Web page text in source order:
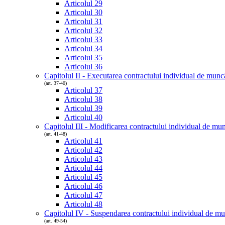
Articolul 29
Articolul 30
Articolul 31
Articolul 32
Articolul 33
Articolul 34
Articolul 35
Articolul 36
Capitolul II - Executarea contractului individual de
(art. 37-40)
Articolul 37
Articolul 38
Articolul 39
Articolul 40
Capitolul III - Modificarea contractului individual de
(art. 41-48)
Articolul 41
Articolul 42
Articolul 43
Articolul 44
Articolul 45
Articolul 46
Articolul 47
Articolul 48
Capitolul IV - Suspendarea contractului individual de
(art. 49-54)